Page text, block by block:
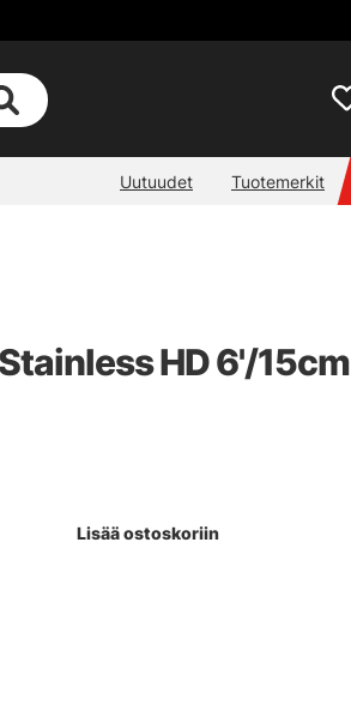
Uutuudet Tuotemerkit
HD 6'/15cm
Lisää ostoskoriin